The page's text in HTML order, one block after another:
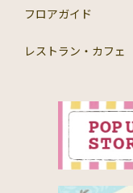
フロアガイド
レストラン・カフェ